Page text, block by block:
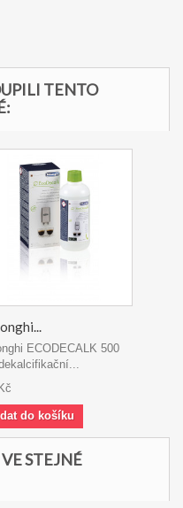
TENTO
ECODECALK 500
do košíku
STEJNÉ